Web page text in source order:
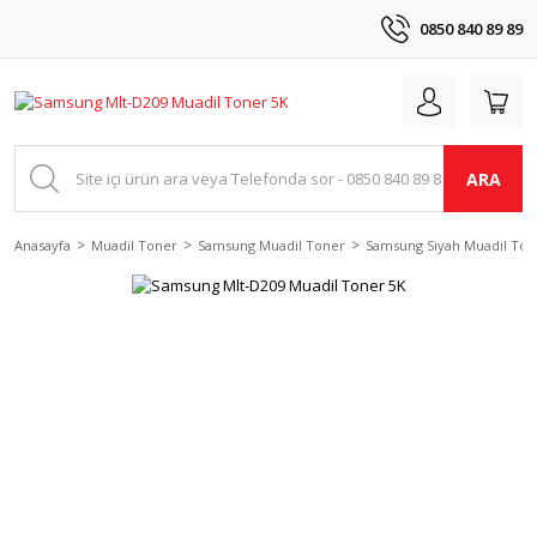
0850 840 89 89
ARA
Anasayfa Muadil Toner Samsung Muadil Toner Samsung Siyah Muadil